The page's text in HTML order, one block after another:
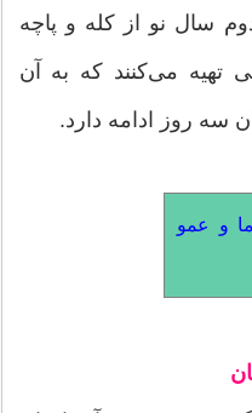
سال نو از کله و پاچه
تهیه می‌کنند که به آن
سه روز ادامه دارد.
و عمو